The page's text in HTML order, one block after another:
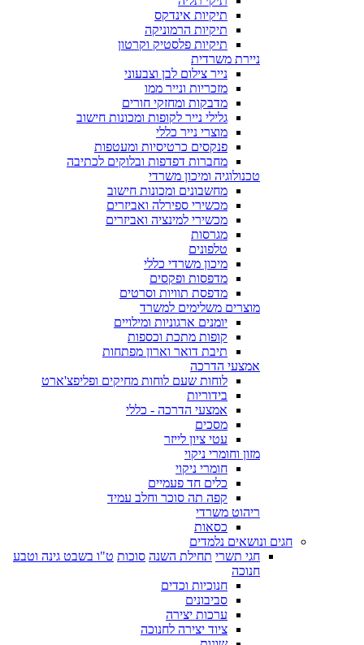
תיקיות אינדקס
תיקיות הרמוניקה
תיקיות פלסטיק וקרטון
ניירת משרדית
נייר צילום לבן וצבעוני
מזכריות ונייר ממו
מדבקות ומחזקי חורים
גלילי נייר לקופות ומכונות חישוב
מוצרי נייר כללי
פנקסים כרטיסיות ומעטפות
מחברות דפדפות ובלוקים לכתיבה
טכנולוגיה ומיכון משרדי
מחשבונים ומכונות חישוב
מכשירי ספירלה ואביזרים
מכשירי למינציה ואביזרים
מגרסות
טלפונים
מיכון משרדי כללי
מדפסות ופקסים
מדפסת תוויות וסרטים
מוצרים משלימים למשרד
יומנים ארגוניות ומילויים
קופות מתכת וכספות
תיבת דואר וארון מפתחות
אמצעי הדרכה
לוחות שעם לוחות מחיקים ופליפצ'ארט
בידוריות
אמצעי הדרכה - כללי
מסכים
עטי ציון לייזר
מזון וחומרי ניקוי
חומרי ניקוי
כלים חד פעמיים
קפה תה סוכר וחלב עמיד
ריהוט משרדי
כסאות
חגים ונושאים נלמדים
חגי תשרי תחילת השנה סוכות ט"ו בשבט גינה וטבע
חנוכה
חנוכיות וכדים
סביבונים
ערכות יצירה
ציוד יצירה לחנוכה